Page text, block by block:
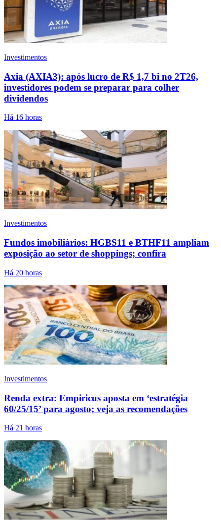
Investimentos
Axia (AXIA3): após lucro de R$ 1,7 bi no 2T26,
investidores podem se preparar para colher
dividendos
Há 16 horas
Investimentos
Fundos imobiliários: HGBS11 e BTHF11 ampliam
exposição ao setor de shoppings; confira
Há 20 horas
Investimentos
Renda extra: Empiricus aposta em ‘estratégia
60/25/15’ para agosto; veja as recomendações
Há 21 horas